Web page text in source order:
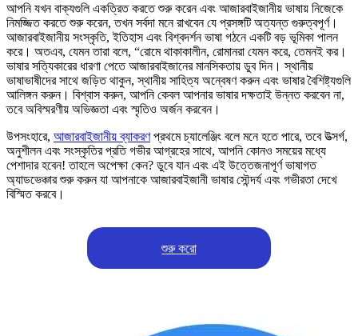
আপনি যখন বাক্যগুলি একত্রিত করতে শুরু করেন এবং আজারবাইজানীয় ভাষায় নিজেকে
নিমজ্জিত করতে শুরু করেন, তখন সর্বদা মনে রাখবেন যে প্রসঙ্গটি অত্যন্ত গুরুত্বপূর্ণ।
আজারবাইজানীয় সংস্কৃতি, ইতিহাস এবং বিশ্বদর্শন ভাষা গঠনে একটি বড় ভূমিকা পালন
করে। অতএব, যেমন তারা বলে, “রোমে থাকাকালীন, রোমানরা যেমন করে, তেমনই কর।
ভাষার সত্যিকারের ধারণা পেতে আজারবাইজানের মানসিকতায় ডুব দিন। স্থানীয়
ভাষাভাষীদের সাথে জড়িত থাকুন, স্থানীয় সাহিত্য অন্বেষণ করুন এবং ভাষার বৈশিষ্ট্যগুলি
আলিঙ্গন করুন। বিশ্বাস করুন, আপনি কেবল আপনার ভাষার দক্ষতাই উন্নত করবেন না,
তবে অবিস্মরণীয় অভিজ্ঞতা এবং স্মৃতিও অর্জন করবেন।
উপসংহারে, আজারবাইজানীয় ব্যাকরণপ্রথমে চ্যালেঞ্জিং বলে মনে হতে পারে, তবে উত্সর্গ,
অনুশীলন এবং সংস্কৃতির প্রতি গভীর আগ্রহের সাথে, আপনি কোনও সময়ের মধ্যে
পেশাদার হবেন! তাহলে অপেক্ষা কেন? ডুবে যান এবং এই উত্তেজনাপূর্ণ ভাষাগত
অ্যাডভেঞ্চার শুরু করুন যা আপনাকে আজারবাইজানী ভাষার সৌন্দর্য এবং গভীরতা দেখে
বিস্মিত করবে।
শুরু করো